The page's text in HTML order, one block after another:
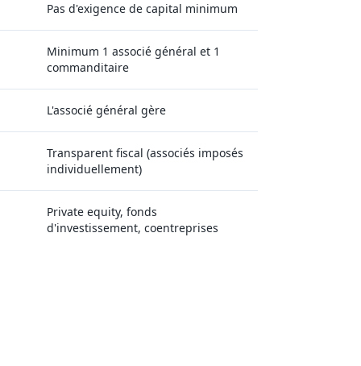
Pas d'exigence de capital minimum
Minimum 1 associé général et 1
commanditaire
L'associé général gère
Transparent fiscal (associés imposés
individuellement)
Private equity, fonds
d'investissement, coentreprises